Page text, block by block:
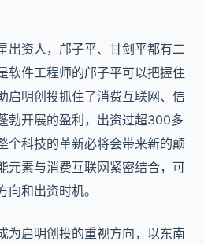
出资人，邝子平、甘剑平都有二
软件工程师的邝子平可以把握住
启明创投抓住了消费互联网、信
勃开展的盈利，出资过超300多
个科技的革新必将会带来新的颠
元素与消费互联网紧密结合，可
和出资时机。
为启明创投的重视方向，以东南